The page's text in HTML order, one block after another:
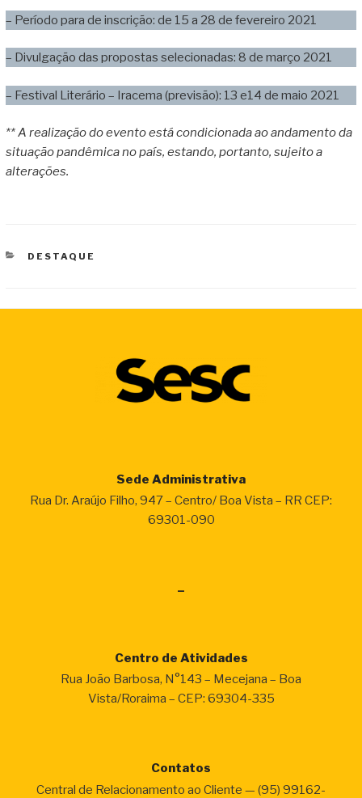
– Período para de inscrição: de 15 a 28 de fevereiro 2021
– Divulgação das propostas selecionadas: 8 de março 2021
– Festival Literário – Iracema (previsão): 13 e14 de maio 2021
**A realização do evento está condicionada ao andamento da
situação pandêmica no país, estando, portanto, sujeito a
alterações.
CATEGORIAS
DESTAQUE
Sede Administrativa
Rua Dr. Araújo Filho, 947 – Centro/ Boa Vista – RR CEP:
69301-090
–
Centro de Atividades
Rua João Barbosa, N°143 – Mecejana – Boa
Vista/Roraima – CEP: 69304-335
Contatos
Central de Relacionamento ao Cliente — (95) 99162-